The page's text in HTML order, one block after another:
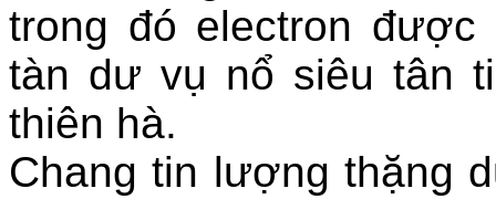
trong đó electron
tàn dư vụ nổ siêu tân
thiên hà.
Chang tin lượng thặng